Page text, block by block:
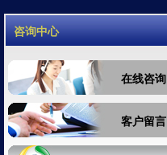
咨询中心
在线咨询
客户留言